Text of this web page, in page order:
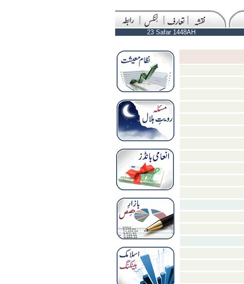
23 Safar 1448AH